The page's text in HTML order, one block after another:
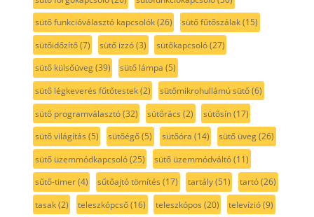
sütő funkcióválasztó kapcsolók(26) sütő fűtőszálak(15)
sütőidőzítő(7) sütő izzó(3) sütőkapcsoló(27)
sütő külsőüveg(39) sütő lámpa (5)
sütő légkeverés fűtőtestek(2) sütőmikrohullámú sütő(6)
sütő programválasztó(32) sütőrács (2) sütősín(17)
sütő világítás (5) sütőégő(5) sütőóra (14) sütő üveg(26)
sütő üzemmódkapcsoló(25) sütő üzemmódváltó(11)
sűtő-timer(4) sűtőajtó tömítés (17) tartály(51) tartó(26)
tasak(2) teleszkópcső(16) teleszkópos (20) televízió(9)